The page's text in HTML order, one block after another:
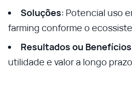
Soluções: Potencial uso
farming conforme o
Resultados ou Benefícios
utilidade e valor a longo